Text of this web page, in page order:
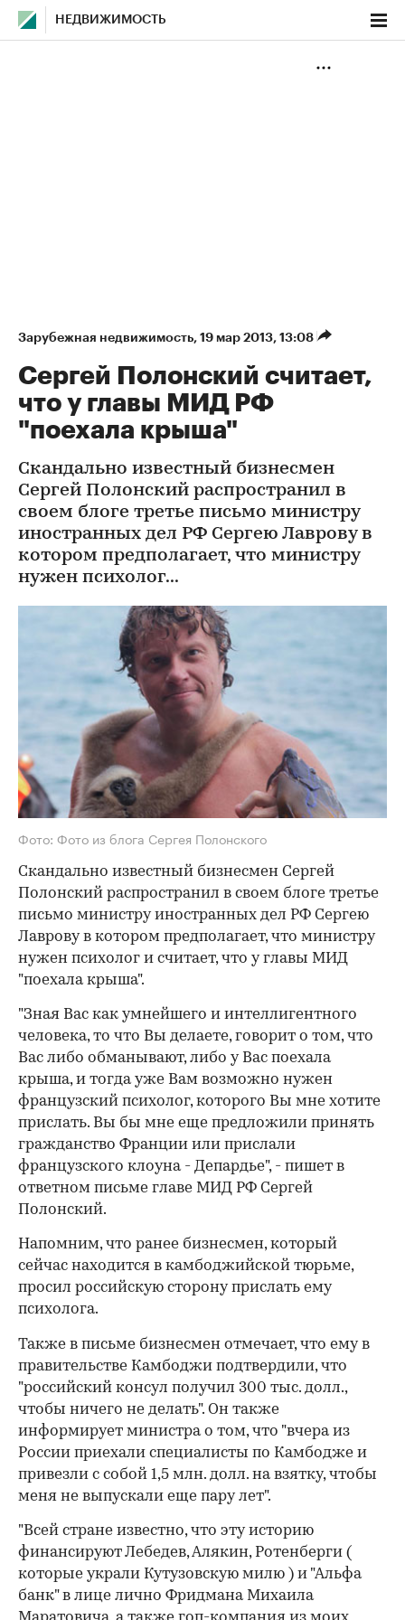
НЕДВИЖИМОСТЬ
Зарубежная недвижимость⁠, 19 мар 2013, 13:08
Сергей Полонский считает,
что у главы МИД РФ
"поехала крыша"
Скандально известный бизнесмен
Сергей Полонский распространил в
своем блоге третье письмо министру
иностранных дел РФ Сергею Лаврову в
котором предполагает, что министру
нужен психолог...
Фото: Фото из блога Сергея Полонского
Скандально известный бизнесмен Сергей
Полонский распространил в своем блоге третье
письмо министру иностранных дел РФ Сергею
Лаврову в котором предполагает, что министру
нужен психолог и считает, что у главы МИД
"поехала крыша".
"Зная Вас как умнейшего и интеллигентного
человека, то что Вы делаете, говорит о том, что
Вас либо обманывают, либо у Вас поехала
крыша, и тогда уже Вам возможно нужен
французский психолог, которого Вы мне хотите
прислать. Вы бы мне еще предложили принять
гражданство Франции или прислали
французского клоуна - Депардье", - пишет в
ответном письме главе МИД РФ Сергей
Полонский.
Напомним, что ранее бизнесмен, который
сейчас находится в камбоджийской тюрьме,
просил российскую сторону прислать ему
психолога.
Также в письме бизнесмен отмечает, что ему в
правительстве Камбоджи подтвердили, что
"российский консул получил 300 тыс. долл.,
чтобы ничего не делать". Он также
информирует министра о том, что "вчера из
России приехали специалисты по Камбодже и
привезли с собой 1,5 млн. долл. на взятку, чтобы
меня не выпускали еще пару лет".
"Всей стране известно, что эту историю
финансируют Лебедев, Алякин, Ротенберги (
которые украли Кутузовскую милю ) и "Альфа
банк" в лице лично Фридмана Михаила